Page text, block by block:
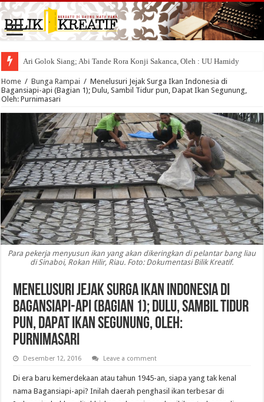
Ari Golok Siang; Abi Tande Rora Konji Sakanca, Oleh : UU Hamidy
Sakik Lambek Bota, Tuo Lambek Mati, Oleh : UU Hamidy
Home / Bunga Rampai / Menelusuri Jejak Surga Ikan Indonesia di
Bagansiapi-api (Bagian 1); Dulu, Sambil Tidur pun, Dapat Ikan Segunung,
Oleh: Purnimasari
Para pekerja menyusun ikan yang akan dikeringkan di pelantar bang liau
di Sinaboi, Rokan Hilir, Riau. Foto: Dokumentasi Bilik Kreatif.
Menelusuri Jejak Surga Ikan Indonesia di
Bagansiapi-api (Bagian 1); Dulu, Sambil Tidur
pun, Dapat Ikan Segunung, Oleh:
Purnimasari
Desember 12, 2016 Leave a comment
Di era baru kemerdekaan atau tahun 1945-an, siapa yang tak kenal
nama Bagansiapi-api? Inilah daerah penghasil ikan terbesar di